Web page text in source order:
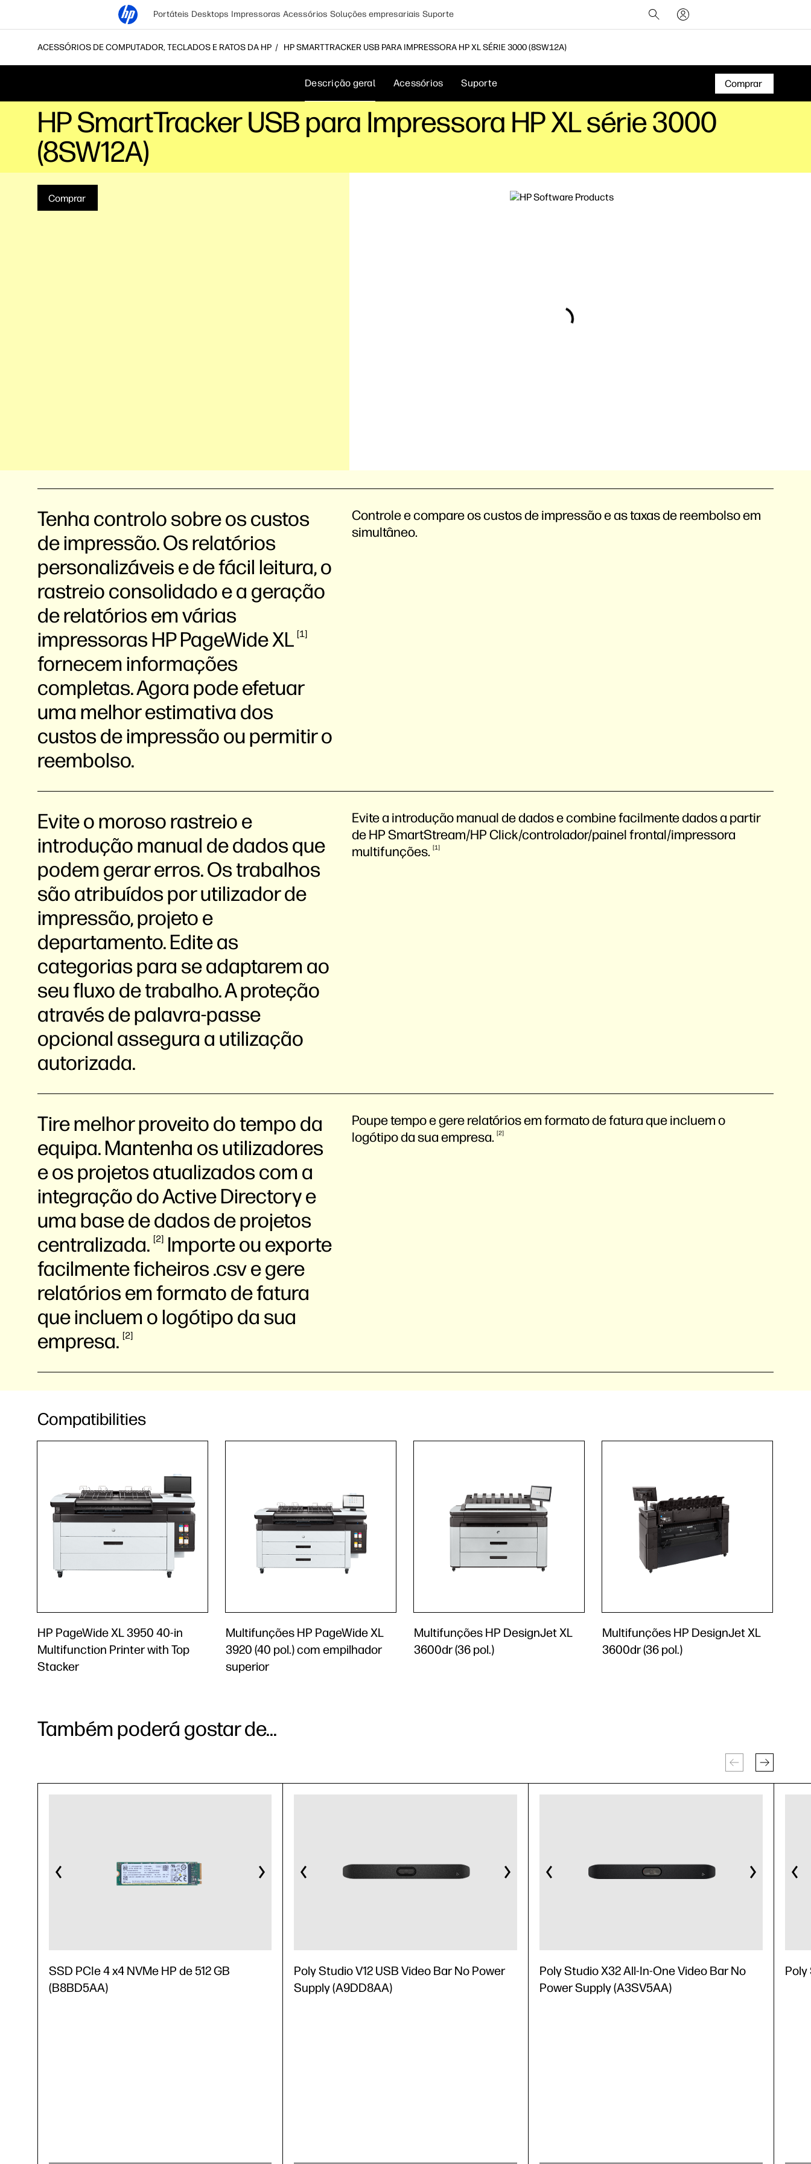
Portáteis Desktops Impressoras Acessórios Soluções empresariais Suporte
ACESSÓRIOS DE COMPUTADOR, TECLADOS E RATOS DA HP HP SMARTTRACKER USB PARA IMPRESSORA HP XL SÉRIE 3000 (8SW12A)
Descrição geral Acessórios Suporte Comprar
HP SmartTracker USB para Impressora HP XL série 3000
(8SW12A)
Comprar
Tenha controlo sobre os custos
de impressão. Os relatórios
personalizáveis e de fácil leitura, o
rastreio consolidado e a geração
de relatórios em várias
impressoras HP PageWideXL 1
fornecem informações
completas. Agora pode efetuar
uma melhor estimativa dos
custos de impressão ou permitir o
reembolso.
Controle e compare os custos de impressão e as taxas de reembolso em
simultâneo.
Evite o moroso rastreio e
introdução manual de dados que
podem gerar erros. Os trabalhos
são atribuídos por utilizador de
impressão, projeto e
departamento. Edite as
categorias para se adaptarem ao
seu fluxo de trabalho. A proteção
através de palavra-passe
opcional assegura a utilização
autorizada.
Evite a introdução manual de dados e combine facilmente dados a partir
de HP SmartStream/HP Click/controlador/painel frontal/impressora
multifunções.
1
Tire melhor proveito do tempo da
equipa. Mantenha os utilizadores
e os projetos atualizados com a
integração do Active Directory e
uma base de dados de projetos
centralizada. 2
Importe ou exporte
facilmente ficheiros .csv e gere
relatórios em formato de fatura
que incluem o logótipo da sua
empresa. 2
Poupe tempo e gere relatórios em formato de fatura que incluem o
logótipo da suaempresa. 2
Compatibilities
HP PageWide XL 3950 40-in
Multifunction Printer with Top
Stacker
Multifunções HP PageWide XL
3920 (40 pol.) com empilhador
superior
Multifunções HP DesignJet XL
3600dr (36 pol.)
Multifunções HP DesignJet XL
3600dr (36 pol.)
Também poderá gostar de...
SSD PCIe 4 x4 NVMe HP de 512 GB
(B8BD5AA)
Poly Studio V12 USB Video Bar No Power
Supply (A9DD8AA)
Poly Studio X32 All-In-One Video Bar No
Power Supply (A3SV5AA)
Poly